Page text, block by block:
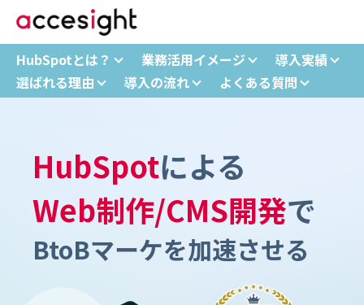
HubSpotとは？ 業務活用イメージ
導入実績
選ばれる理由
導入の流れ よくある質問
HubSpotによる
Web制作/CMS開発で
BtoBマーケを加速させる